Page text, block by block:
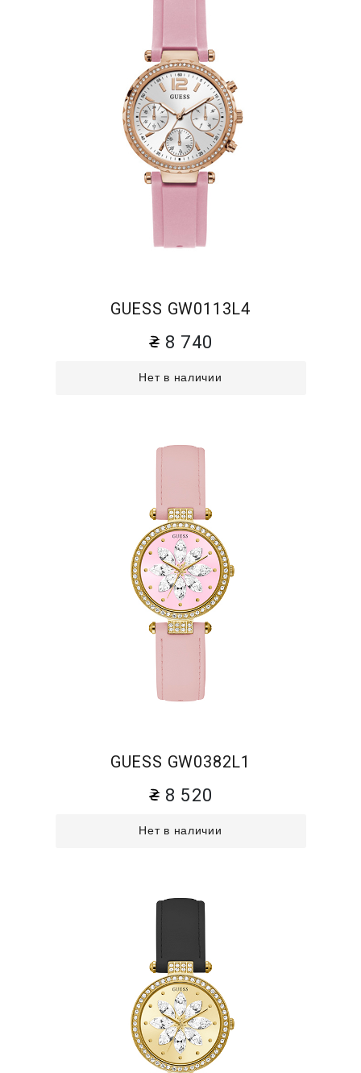
GUESS GW0113L4
8 740
Нет в наличии
GUESS GW0382L1
8 520
Нет в наличии